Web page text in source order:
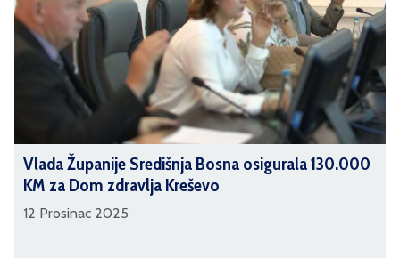
Vlada Županije Središnja Bosna osigurala 130.000
KM za Dom zdravlja Kreševo
12 Prosinac 2025